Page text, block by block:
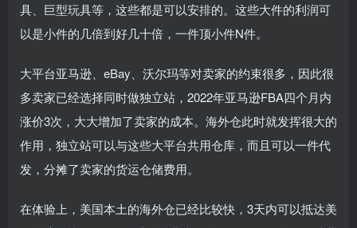
具、巨型玩具等，这些都是可以安排的。这些大件的利润可
以是小件的几倍到好几十倍，一件顶小件N件。
大平台亚马逊、eBay、沃尔玛等对卖家的约束很多，因此很
多卖家已经选择同时做独立站，2022年亚马逊FBA四个月内
涨价3次，大大增加了卖家的成本。海外仓此时就发挥很大的
作用，独立站可以与这些大平台共用仓库，而且可以一件代
发，分摊了卖家的货运仓储费用。
在体验上，美国本土的海外仓已经比较快，3天内可以抵达美